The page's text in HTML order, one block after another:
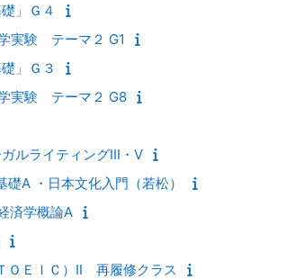
」Ｇ４
実験 テーマ２ G1
」Ｇ３
実験 テーマ２ G8
ルライティングIII・V
礎A ・日本文化入門（若松）
済学概論A
ＯＥＩＣ）Ⅱ 再履修クラス